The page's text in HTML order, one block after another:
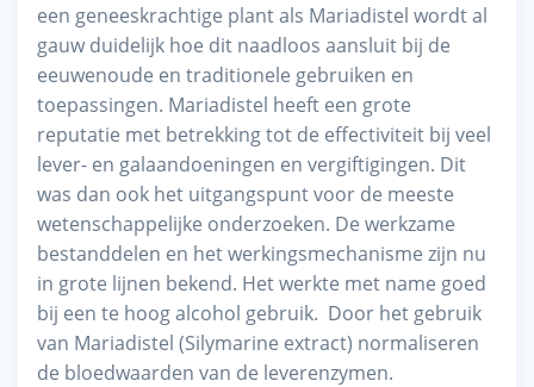
een geneeskrachtige plant als Mariadistel wordt al
gauw duidelijk hoe dit naadloos aansluit bij de
eeuwenoude en traditionele gebruiken en
toepassingen. Mariadistel heeft een grote
reputatie met betrekking tot de effectiviteit bij veel
lever- en galaandoeningen en vergiftigingen. Dit
was dan ook het uitgangspunt voor de meeste
wetenschappelijke onderzoeken. De werkzame
bestanddelen en het werkingsmechanisme zijn nu
in grote lijnen bekend. Het werkte met name goed
bij een te hoog alcohol gebruik. Door het gebruik
van Mariadistel (Silymarine extract) normaliseren
de bloedwaarden van de leverenzymen.